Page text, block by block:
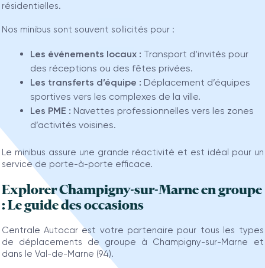
résidentielles.
Nos minibus sont souvent sollicités pour :
Les événements locaux : Transport d’invités pour
des réceptions ou des fêtes privées.
Les transferts d’équipe : Déplacement d’équipes
sportives vers les complexes de la ville.
Les PME : Navettes professionnelles vers les zones
d’activités voisines.
Le minibus assure une grande réactivité et est idéal pour un
service de porte-à-porte efficace.
Explorer Champigny-sur-Marne en groupe
: Le guide des occasions
Centrale Autocar est votre partenaire pour tous les types
de déplacements de groupe à Champigny-sur-Marne et
dans le Val-de-Marne (94).